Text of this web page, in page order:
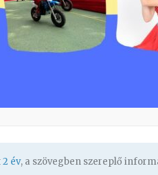
2 év, a szövegben szereplő